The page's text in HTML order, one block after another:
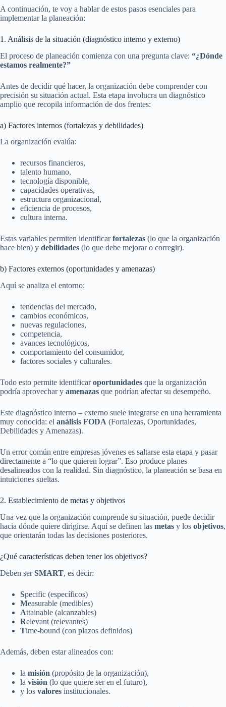
A continuación, te voy a hablar de estos pasos esenciales para
implementar la planeación:
1. Análisis de la situación (diagnóstico interno y externo)
El proceso de planeación comienza con una pregunta clave: “¿Dónde
estamos realmente?”
Antes de decidir qué hacer, la organización debe comprender con
precisión su situación actual. Esta etapa involucra un diagnóstico
amplio que recopila información de dos frentes:
a) Factores internos (fortalezas y debilidades)
La organización evalúa:
recursos financieros,
talento humano,
tecnología disponible,
capacidades operativas,
estructura organizacional,
eficiencia de procesos,
cultura interna.
Estas variables permiten identificarfortalezas (lo que la organización
hace bien) y debilidades (lo que debe mejorar o corregir).
b) Factores externos (oportunidades y amenazas)
Aquí se analiza el entorno:
tendencias del mercado,
cambios económicos,
nuevas regulaciones,
competencia,
avances tecnológicos,
comportamiento del consumidor,
factores sociales y culturales.
Todo esto permite identificaroportunidades que la organización
podría aprovechar y amenazas que podrían afectar su desempeño.
Este diagnóstico interno – externo suele integrarse en una herramienta
muy conocida: el análisis FODA (Fortalezas, Oportunidades,
Debilidades y Amenazas).
Un error común entre empresas jóvenes es saltarse esta etapa y pasar
directamente a “lo que quieren lograr”. Eso produce planes
desalineados con la realidad. Sin diagnóstico, la planeación se basa en
intuiciones sueltas.
2. Establecimiento de metas y objetivos
Una vez que la organización comprende su situación, puede decidir
hacia dónde quiere dirigirse. Aquí se definen las metas y los objetivos,
que orientarán todas las decisiones posteriores.
¿Qué características deben tener los objetivos?
Deben serSMART, es decir:
Specific (específicos)
Measurable (medibles)
Attainable (alcanzables)
Relevant (relevantes)
Time-bound (con plazos definidos)
Además, deben estar alineados con:
la misión (propósito de la organización),
la visión (lo que quiere ser en el futuro),
y los valores institucionales.